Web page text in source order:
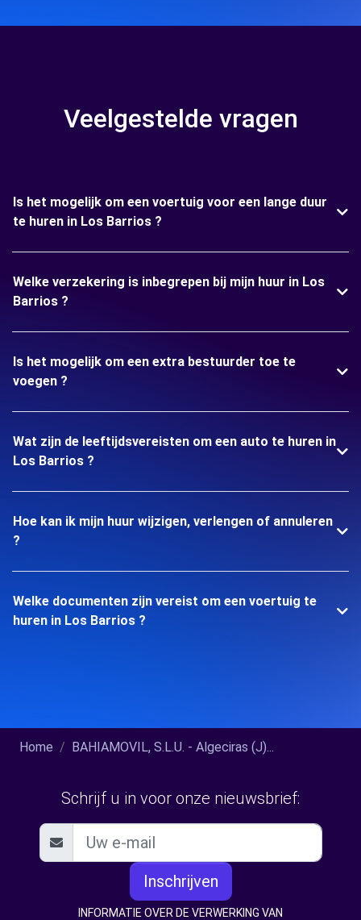
Veelgestelde vragen
Is het mogelijk om een voertuig voor een lange duur
te huren in Los Barrios ?
Welke verzekering is inbegrepen bij mijn huur in Los
Barrios ?
Is het mogelijk om een extra bestuurder toe te
voegen ?
Wat zijn de leeftijdsvereisten om een auto te huren in
Los Barrios ?
Hoe kan ik mijn huur wijzigen, verlengen of annuleren
?
Welke documenten zijn vereist om een voertuig te
huren in Los Barrios ?
Home BAHIAMOVIL, S.L.U. - Algeciras (J)...
Schrijf u in voor onze nieuwsbrief:
Inschrijven
INFORMATIE OVER DE VERWERKING VAN